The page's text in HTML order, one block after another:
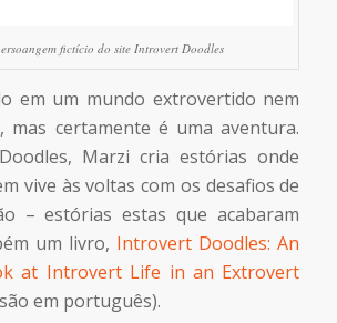
fictício do site Introvert Doodles
em um mundo extrovertido nem
mas certamente é uma aventura.
Marzi cria estórias onde
vive às voltas com os desafios de
– estórias estas que acabaram
um livro, Introvert Doodles: An
at Introvert Life in an Extrovert
em português).